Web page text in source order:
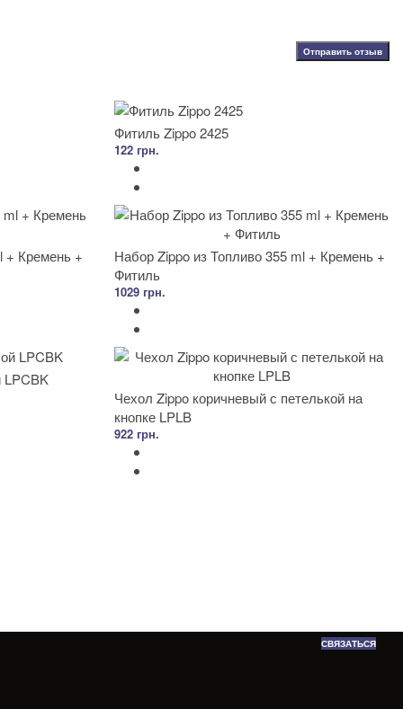
Отправить отзыв
Фитиль Zippo 2425
122 грн.
+ Кремень +
Набор Zippo из Топливо 355 ml + Кремень +
Фитиль
1029 грн.
LPCBK
Чехол Zippo коричневый с петелькой на
кнопке LPLB
922 грн.
СВЯЗАТЬСЯ